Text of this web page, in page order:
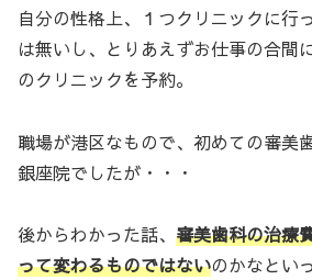
自分の性格上、１つクリニックに行
は無いし、とりあえずお仕事の合間
のクリニックを予約。
職場が港区なもので、初めての審美
銀座院でしたが・・・
後からわかった話、 審美歯科の治療
って変わるものではないのかなとい